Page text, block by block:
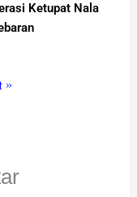
Ketupat Nala
»